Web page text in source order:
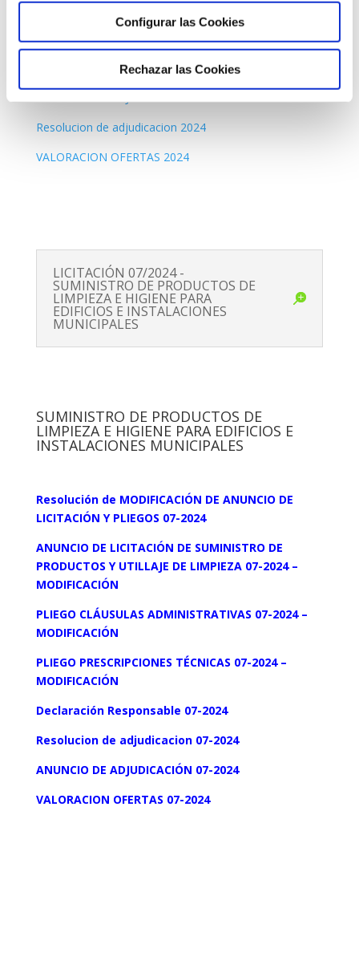
Configurar las Cookies
Rechazar las Cookies
TELECOMUNICACIONES
PCA
Resolucion de adjudicacion 2024
VALORACION OFERTAS 2024
LICITACIÓN 07/2024 -
SUMINISTRO DE PRODUCTOS DE
LIMPIEZA E HIGIENE PARA
EDIFICIOS E INSTALACIONES
MUNICIPALES
SUMINISTRO DE PRODUCTOS DE
LIMPIEZA E HIGIENE PARA EDIFICIOS E
INSTALACIONES MUNICIPALES
Resolución de MODIFICACIÓN DE ANUNCIO DE
LICITACIÓN Y PLIEGOS 07-2024
ANUNCIO DE LICITACIÓN DE SUMINISTRO DE
PRODUCTOS Y UTILLAJE DE LIMPIEZA 07-2024 –
MODIFICACIÓN
PLIEGO CLÁUSULAS ADMINISTRATIVAS 07-2024 –
MODIFICACIÓN
PLIEGO PRESCRIPCIONES TÉCNICAS 07-2024 –
MODIFICACIÓN
DeclaraciónResponsable 07-2024
Resolucion de adjudicacion 07-2024
ANUNCIO DE ADJUDICACIÓN 07-2024
VALORACION OFERTAS 07-2024